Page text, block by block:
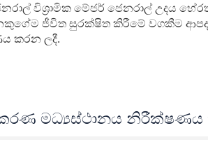
විශ්‍රාමික මේජර් ජෙනරාල් උදය
ජීවිත සුරක්ෂිත කිරීමේ වගකීම
කරන ලදී.
මධ්‍යස්ථානය නිරීක්ෂණය